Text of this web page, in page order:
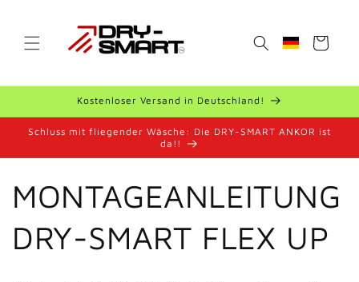
Geolocation
Winkelwagen
Kostenloser Versand in Deutschland!
Schluss mit fliegender Wäsche: Die DRY-SMART ANKOR ist
da!!
MONTAGEANLEITUNG
DRY-SMART FLEX UP